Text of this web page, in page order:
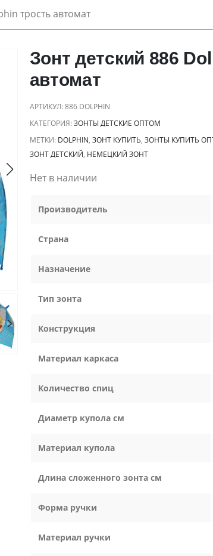
трость автомат
Зонт детский 886
автомат
АРТИКУЛ:886 DOLPHIN
КАТЕГОРИЯ:ЗОНТЫ ДЕТСКИЕ ОПТОМ
МЕТКИ: DOLPHIN, ЗОНТ КУПИТЬ, ЗОНТЫ КУПИТЬ
ЗОНТ ДЕТСКИЙ, НЕМЕЦКИЙ ЗОНТ
Нет в наличии
Производитель
Страна
Назначение
Тип зонта
Конструкция
Материал каркаса
Количество спиц
Диаметр купола см
Материал купола
Длина сложенного зонта см
Форма ручки
Материал ручки